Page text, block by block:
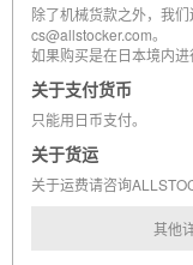
除了机械货款之外，我
cs@allstocker.com。
如果购买是在日本境内进
关于支付货币
只能用日币支付。
关于货运
关于运费请咨询
其他